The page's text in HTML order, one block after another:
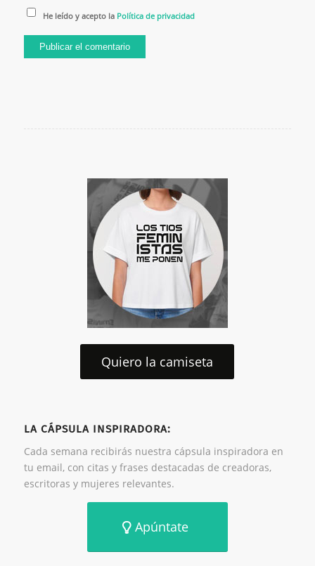
He leído y acepto la Política de privacidad
Quiero la camiseta
LA CÁPSULA INSPIRADORA:
Cada semana recibirás nuestra cápsula inspiradora en
tu email, con citas y frases destacadas de creadoras,
escritoras y mujeres relevantes.
Apúntate